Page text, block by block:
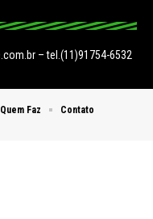
– tel.(11)91754-6532
Quem Faz Contato